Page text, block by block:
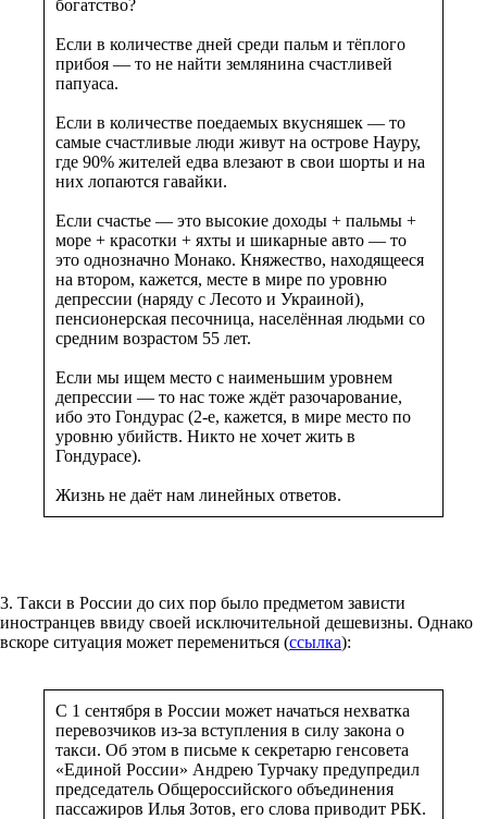
богатство?
Если в количестве дней среди пальм и тёплого
прибоя — то не найти землянина счастливей
папуаса.
Если в количестве поедаемых вкусняшек — то
самые счастливые люди живут на острове Науру,
где 90% жителей едва влезают в свои шорты и на
них лопаются гавайки.
Если счастье — это высокие доходы + пальмы +
море + красотки + яхты и шикарные авто — то
это однозначно Монако. Княжество, находящееся
на втором, кажется, месте в мире по уровню
депрессии (наряду с Лесото и Украиной),
пенсионерская песочница, населённая людьми со
средним возрастом 55 лет.
Если мы ищем место с наименьшим уровнем
депрессии — то нас тоже ждёт разочарование,
ибо это Гондурас (2-е, кажется, в мире место по
уровню убийств. Никто не хочет жить в
Гондурасе).
Жизнь не даёт нам линейных ответов.
3. Такси в России до сих пор было предметом зависти
иностранцев ввиду своей исключительной дешевизны. Однако
вскоре ситуация может перемениться (ссылка):
С 1 сентября в России может начаться нехватка
перевозчиков из-за вступления в силу закона о
такси. Об этом в письме к секретарю генсовета
«Единой России» Андрею Турчаку предупредил
председатель Общероссийского объединения
пассажиров Илья Зотов, его слова приводит РБК.